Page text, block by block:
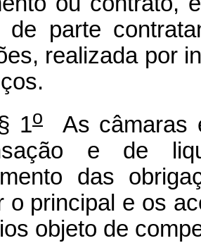
de parte
realizada por
o
As câmaras
e de
das
o principal e os
objeto de